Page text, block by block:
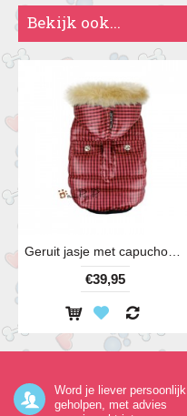
Bekijk ook...
€39,95
Word je liever persoonlijk
geholpen, met advies